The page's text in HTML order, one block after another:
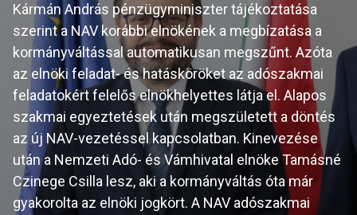
Kármán András pénzügyminiszter tájékoztatása
szerint a NAV korábbi elnökének a megbízatása a
kormányváltással automatikusan megszűnt. Azóta
az elnöki feladat- és hatásköröket az adószakmai
feladatokért felelős elnökhelyettes látja el. Alapos
szakmai egyeztetések után megszületett a döntés
az új NAV-vezetéssel kapcsolatban. Kinevezése
után a Nemzeti Adó- és Vámhivatal elnöke Tamásné
Czinege Csilla lesz, aki a kormányváltás óta már
gyakorolta az elnöki jogkört. A NAV adószakmai